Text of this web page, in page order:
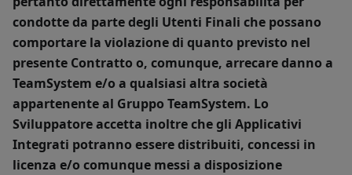
condotte da parte degli Utenti Finali che possano
comportare la violazione di quanto previsto nel
presente Contratto o, comunque, arrecare danno a
TeamSystem e/o a qualsiasi altra società
appartenente al Gruppo TeamSystem. Lo
Sviluppatore accetta inoltre che gli Applicativi
Integrati potranno essere distribuiti, concessi in
licenza e/o comunque messi a disposizione